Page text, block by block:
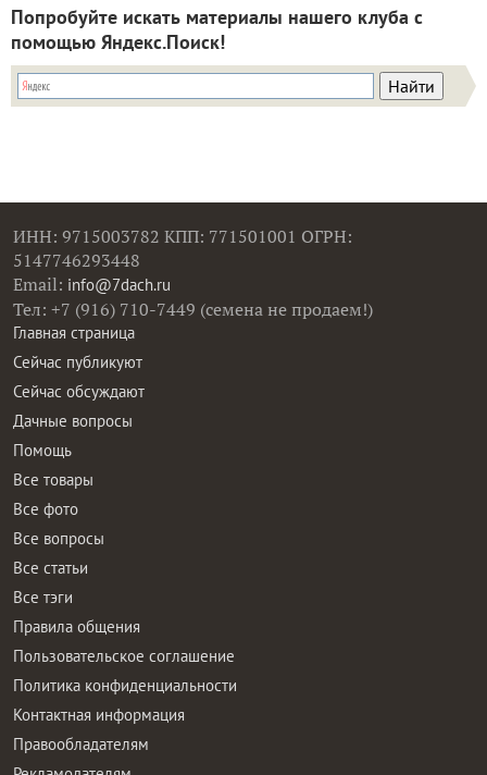
Попробуйте искать материалы нашего клуба с
помощью Яндекс.Поиск!
ИНН: 9715003782 КПП: 771501001 ОГРН:
5147746293448
Email: info@7dach.ru
Тел: +7 (916) 710-7449 (семена не продаем!)
Главная страница
Сейчас публикуют
Сейчас обсуждают
Дачные вопросы
Помощь
Все товары
Все фото
Все вопросы
Все статьи
Все тэги
Правила общения
Пользовательское соглашение
Политика конфиденциальности
Контактная информация
Правообладателям